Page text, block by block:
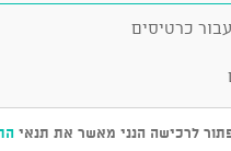
כרטיסים
לרכישה הנני מאשר את תנאי